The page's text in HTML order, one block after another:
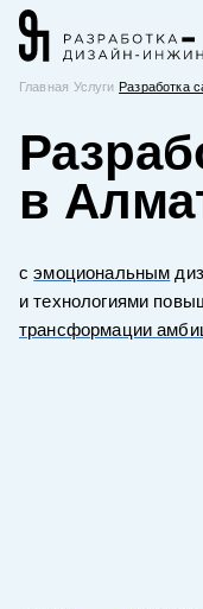
Главная Услуги Разработка
в
сэмоциональным
и технологиями
трансформации